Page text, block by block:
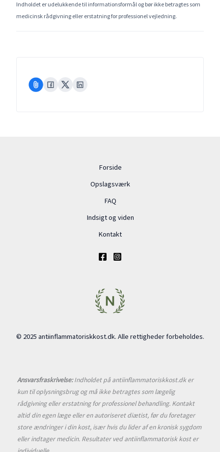
Indholdet er udelukkende til informationsformål og bør ikke betragtes som
medicinsk rådgivning eller erstatning for professionel vejledning.
Forside
Opslagsværk
FAQ
Indsigt og viden
Kontakt
© 2025 antiinflammatoriskkost.dk. Alle rettigheder forbeholdes.
Ansvarsfraskrivelse:Indholdet på antiinflammatoriskkost.dk er
kun til oplysningsbrug og må ikke betragtes som lægelig
rådgivning eller erstatning for professionel behandling. Kontakt
altid din egen læge eller en autoriseret diætist, før du foretager
store ændringer i din kost, især hvis du lider af en kronisk sygdom
eller indtager medicin. Resultater ved antiinflammatorisk kost er